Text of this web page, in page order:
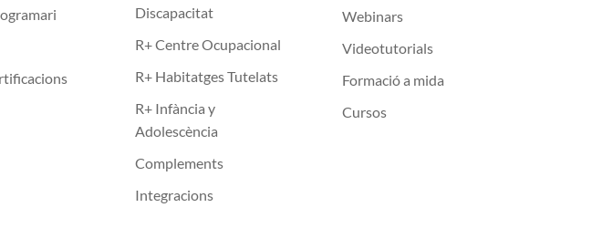
Discapacitat
R+ Centre Ocupacional
R+ Habitatges Tutelats
R+ Infància y
Adolescència
Complements
Integracions
Webinars
Videotutorials
Formació a mida
Cursos